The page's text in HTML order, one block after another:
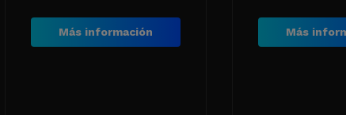
Más información Más